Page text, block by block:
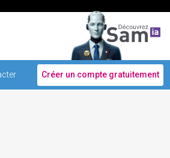
Créer un compte gratuitement